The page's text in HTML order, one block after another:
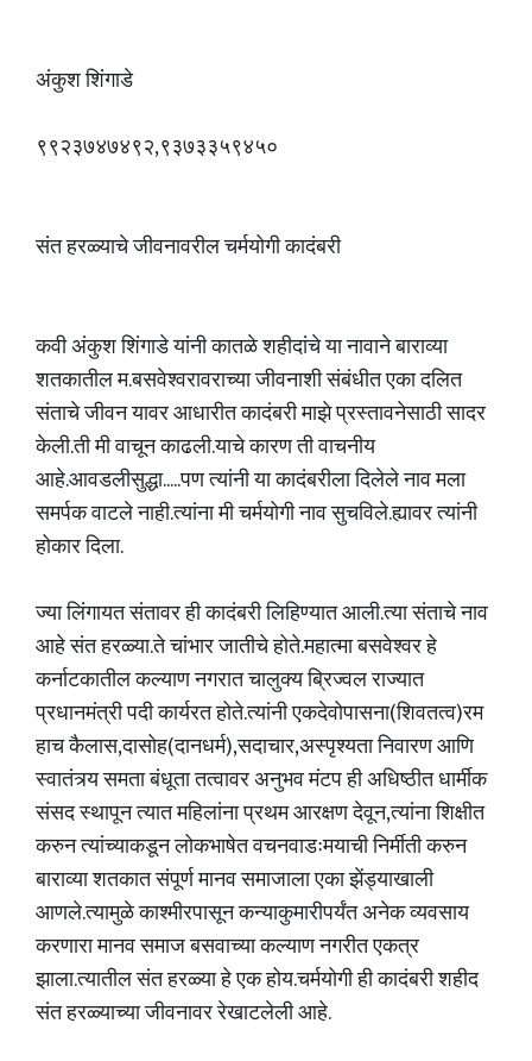
अंकुश शिंगाडे
९९२३७४७४९२,९३७३३५९४५०
संत हरळ्याचे जीवनावरील चर्मयोगी कादंबरी
कवी अंकुश शिंगाडे यांनी कातळे शहीदांचे या नावाने बाराव्या
शतकातील म.बसवेश्वरावराच्या जीवनाशी संबंधीत एका दलित
संताचे जीवन यावर आधारीत कादंबरी माझे प्रस्तावनेसाठी सादर
केली.ती मी वाचून काढली.याचे कारण ती वाचनीय
आहे.आवडलीसुद्धा.....पण त्यांनी या कादंबरीला दिलेले नाव मला
समर्पक वाटले नाही.त्यांना मी चर्मयोगी नाव सुचविले.ह्यावर त्यांनी
होकार दिला.
ज्या लिंगायत संतावर ही कादंबरी लिहिण्यात आली.त्या संताचे नाव
आहे संत हरळ्या.ते चांभार जातीचे होते.महात्मा बसवेश्वर हे
कर्नाटकातील कल्याण नगरात चालुक्य ब्रिज्वल राज्यात
प्रधानमंत्री पदी कार्यरत होते.त्यांनी एकदेवोपासना(शिवतत्व)रम
हाच कैलास,दासोह(दानधर्म),सदाचार,अस्पृश्यता निवारण आणि
स्वातंत्र्य समता बंधूता तत्वावर अनुभव मंटप ही अधिष्ठीत धार्मीक
संसद स्थापून त्यात महिलांना प्रथम आरक्षण देवून,त्यांना शिक्षीत
करुन त्यांच्याकडून लोकभाषेत वचनवाडःमयाची निर्मीती करुन
बाराव्या शतकात संपूर्ण मानव समाजाला एका झेंड्याखाली
आणले.त्यामुळे काश्मीरपासून कन्याकुमारीपर्यंत अनेक व्यवसाय
करणारा मानव समाज बसवाच्या कल्याण नगरीत एकत्र
झाला.त्यातील संत हरळ्या हे एक होय.चर्मयोगी ही कादंबरी शहीद
संत हरळ्याच्या जीवनावर रेखाटलेली आहे.